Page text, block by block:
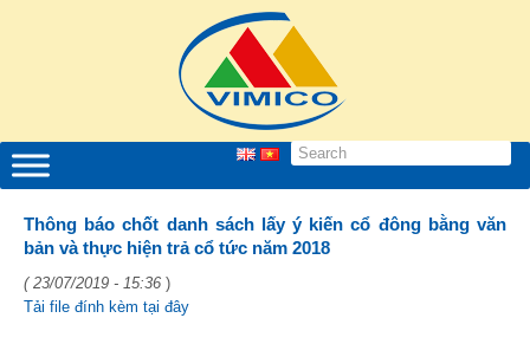
Thông báo chốt danh sách lấy ý kiến cổ đông bằng văn
bản và thực hiện trả cổ tức năm 2018
( 23/07/2019 - 15:36 )
Tải file đính kèm tại đây